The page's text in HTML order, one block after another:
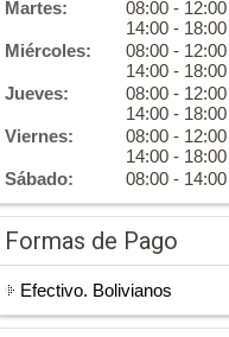
Martes:
08:00 - 12:00
14:00 - 18:00
Miércoles:
08:00 - 12:00
14:00 - 18:00
Jueves:
08:00 - 12:00
14:00 - 18:00
Viernes:
08:00 - 12:00
14:00 - 18:00
Sábado:
08:00 - 14:00
Formas de Pago
Efectivo. Bolivianos